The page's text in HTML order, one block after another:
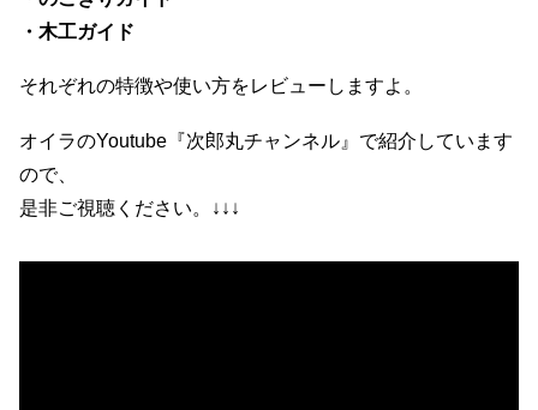
・木工ガイド
それぞれの特徴や使い方をレビューしますよ。
オイラのYoutube『次郎丸チャンネル』で紹介しています
ので、
是非ご視聴ください。↓↓↓